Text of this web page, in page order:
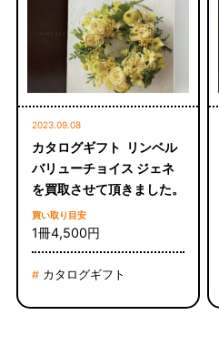
2023.09.08
カタログギフト リンベル
バリューチョイス ジェネ
を買取させて頂きました。
買い取り目安
1冊4,500円
#カタログギフト